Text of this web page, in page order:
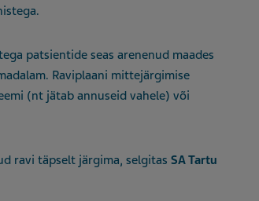
patsientide seas arenenud maades
Raviplaani mittejärgimise
(nt jätab annuseid vahele) või
ravi täpselt järgima, selgitas SA Tartu